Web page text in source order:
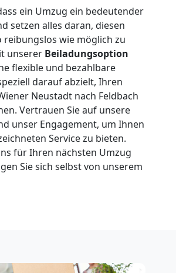
ein Umzug ein bedeutender
setzen alles daran, diesen
reibungslos wie möglich zu
unserer Beiladungsoption
flexible und bezahlbare
darauf abzielt, Ihren
Neustadt nach Feldbach
Vertrauen Sie auf unsere
unser Engagement, um Ihnen
Service zu bieten.
für Ihren nächsten Umzug
Sie sich selbst von unserem